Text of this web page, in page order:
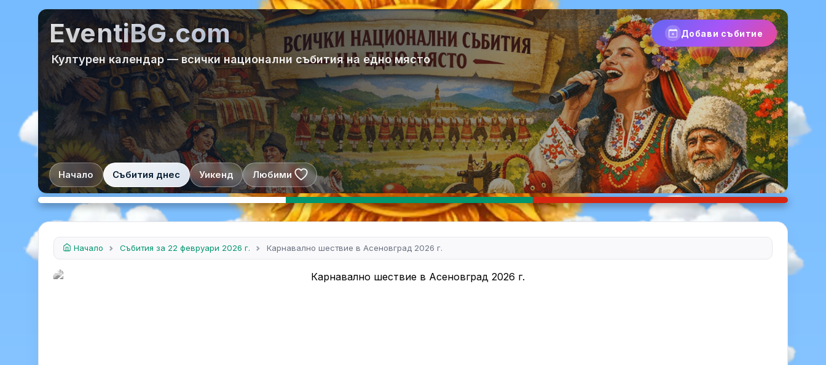
EventiBG.com Добави събитие
Културен календар — всички национални събития на едно място
Начало Събития днес Уикенд Любими
Начало Събития за 22 февруари 2026 г. Карнавално шествие в Асеновград 2026 г.